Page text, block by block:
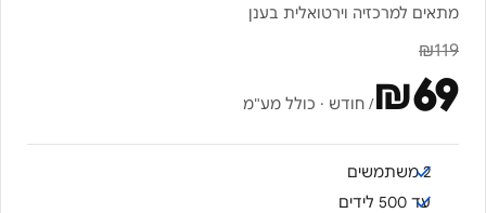
מתאים למרכזיה וירטואלית בענן
₪119
₪69 / חודש · כולל מע"מ
2 משתמשים
עד 500 לידים